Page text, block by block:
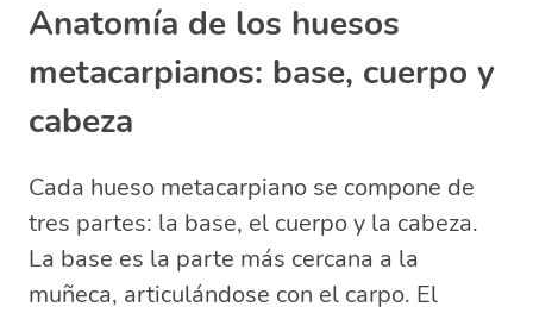
Anatomía de los huesos
metacarpianos: base, cuerpo y
cabeza
Cada hueso metacarpiano se compone de
tres partes: la base, el cuerpo y la cabeza.
La base es la parte más cercana a la
muñeca, articulándose con el carpo. El